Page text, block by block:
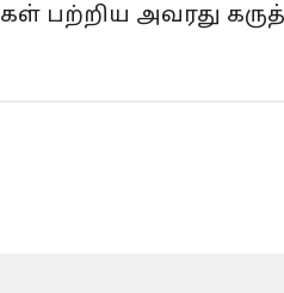
பற்றிய அவரது